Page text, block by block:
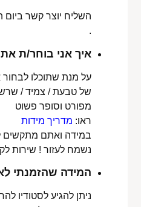
השליח יוצר קשר ביום
.
איך אני בוחר/ת
על מנת שתוכלו
של טבעת / צמיד /
מפורט וסופר פשוט
ראו: מדריך מידות
במידה ואתם מתקשים
נשמח לעזור ! שירות
המידה שהזמנתי
ניתן להגיע לסטודיו